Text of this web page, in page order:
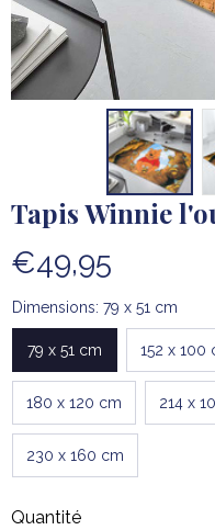
Tapis Winnie
€49,95
Dimensions: 79 x 51 cm
79 x 51 cm 152 x 100
180 x 120 cm 214 x
230 x 160 cm
Quantité